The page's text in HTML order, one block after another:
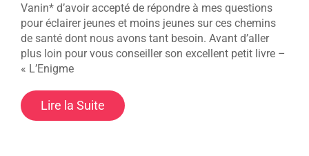
Vanin* d’avoir accepté de répondre à mes questions
pour éclairer jeunes et moins jeunes sur ces chemins
de santé dont nous avons tant besoin. Avant d’aller
plus loin pour vous conseiller son excellent petit livre –
« L’Enigme
Lire la Suite